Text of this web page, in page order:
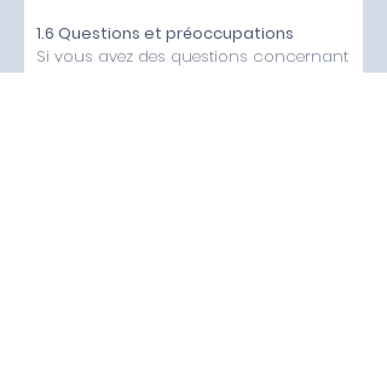
1.6 Questions et préoccupations
Si vous avez des questions concernant